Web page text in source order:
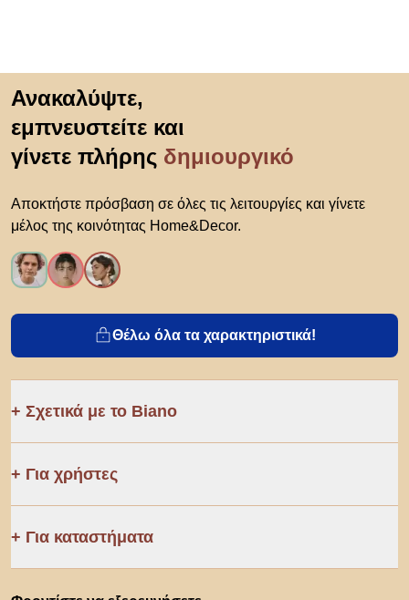
Ανακαλύψτε,
εμπνευστείτε και
γίνετε πλήρης δημιουργικό
Αποκτήστε πρόσβαση σε όλες τις λειτουργίες και γίνετε
μέλος της κοινότητας Home&Decor.
Θέλω όλα τα χαρακτηριστικά!
Σχετικά με το Biano
Για χρήστες
Για καταστήματα